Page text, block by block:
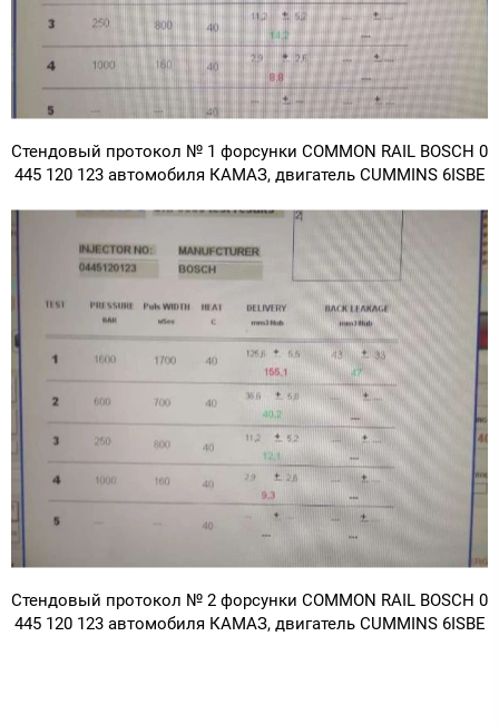
Стендовый протокол № 1 форсунки COMMON RAIL BOSCH 0
445 120 123 автомобиля КАМАЗ, двигатель CUMMINS 6ISBE
Стендовый протокол № 2 форсунки COMMON RAIL BOSCH 0
445 120 123 автомобиля КАМАЗ, двигатель CUMMINS 6ISBE